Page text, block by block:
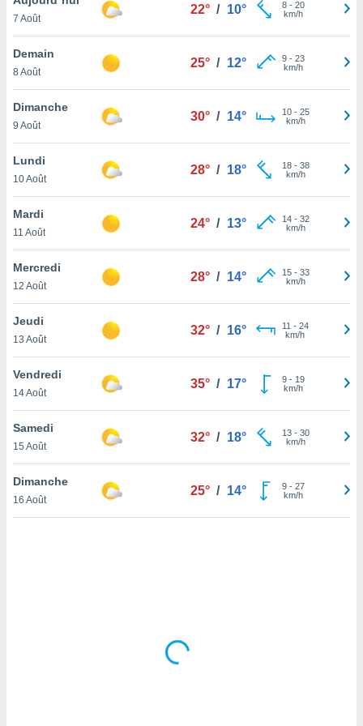
et
»,
au
vous
qu'ils
ou
le
ainsi
un
la
du
en
de
7 Août
22° / 10° 8- 20
km/h
Demain
8 Août
25° / 12° 9- 23
km/h
Dimanche
9 Août
30° / 14° 10- 25
km/h
Lundi
10 Août
28° / 18° 18- 38
km/h
Mardi
11 Août
24° / 13° 14- 32
km/h
Mercredi
12 Août
28° / 14° 15- 33
km/h
Jeudi
13 Août
32° / 16° 11 - 24
km/h
Vendredi
14 Août
35° / 17° 9- 19
km/h
Samedi
15 Août
32° / 18° 13- 30
km/h
Dimanche
16 Août
25° / 14° 9- 27
km/h